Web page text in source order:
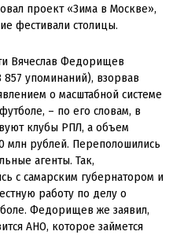
проект «Зима в Москве»,
фестивали столицы.
Вячеслав Федорищев
упоминаний), взорвав
о масштабной системе
– по его словам, в
клубы РПЛ, а объем
млн рублей. Переполошились
агенты. Так,
с самарским губернатором и
работу по делу о
Федорищев же заявил,
АНО, которое займется